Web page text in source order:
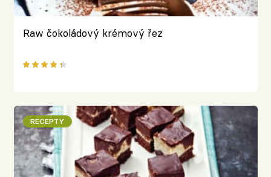
Raw čokoládový krémový řez
RECEPTY